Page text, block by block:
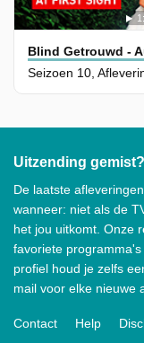
Blind Getrouwd -
Uitzending gemist?
De laatste
wanneer: niet als de
het jou uitkomt. Onze
favoriete
profiel houd je zelfs
mail voor elke nieuwe
Contact Help